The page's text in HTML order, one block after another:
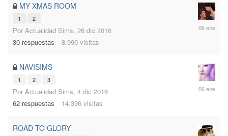
MY XMAS ROOM
1 2
Por Actualidad Sims, 26 dic 2016
30 respuestas 8.990 visitas
6
ene
NAVISIMS
1 2 3
Por Actualidad Sims, 4 dic 2016
62 respuestas 14.396 visitas
6
ene
ROAD TO GLORY